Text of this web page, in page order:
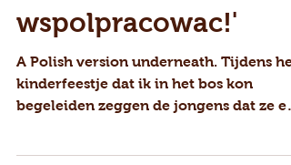
wspolpracowac!'
A Polish version underneath. Tijdens het
kinderfeestje dat ik in het bos kon
begeleiden zeggen de jongens dat ze